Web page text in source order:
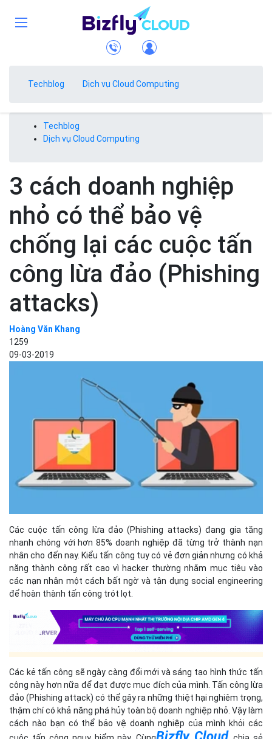
Techblog Dịch vụ Cloud Computing
Techblog
Dịch vụ Cloud Computing
3 cách doanh nghiệp
nhỏ có thể bảo vệ
chống lại các cuộc tấn
công lừa đảo (Phishing
attacks)
Hoàng Văn Khang
1259
09-03-2019
Các cuộc tấn công lừa đảo (Phishing attacks) đang gia tăng
nhanh chóng với hơn 85% doanh nghiệp đã từng trở thành nạn
nhân cho đến nay. Kiểu tấn công tuy có vẻ đơn giản nhưng có khả
năng thành công rất cao vì hacker thường nhắm mục tiêu vào
các nạn nhân một cách bất ngờ và tận dụng social engineering
để hoàn thành tấn công trót lọt.
Các kẻ tấn công sẽ ngày càng đổi mới và sáng tạo hình thức tấn
công này hơn nữa để đạt được mục đích của mình. Tấn công lừa
đảo (Phishing attack) có thể gây ra những thiệt hại nghiêm trọng,
thậm chí có khả năng phá hủy toàn bộ doanh nghiệp nhỏ. Vậy làm
cách nào bạn có thể bảo vệ doanh nghiệp của mình khỏi các
cuộc tấn công nguy hiểm này. Cùng
những thông tin chi tiết ngay tại bài viết này nhé.
Đào tạo và nâng cao kiến
thức cho nhân viên về
Phishing
Giáo dục và đào tạo nội bộ nhân viên là một trong những hình
thức bảo vệ tốt nhất. Với lực lượng lao động có hiểu biết, học
thức cao, họ sẽ nâng cao cảnh giác và chú ý hơn đến các dấu